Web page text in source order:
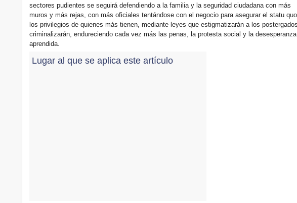
sectores pudientes se seguirá defendiendo a la familia y la seguridad ciudadana con más
muros y más rejas, con más oficiales tentándose con el negocio para asegurar el statu
los privilegios de quienes más tienen, mediante leyes que estigmatizarán a los
criminalizarán, endureciendo cada vez más las penas, la protesta social y la desesperanza
aprendida.
Lugar al que se aplica este artículo